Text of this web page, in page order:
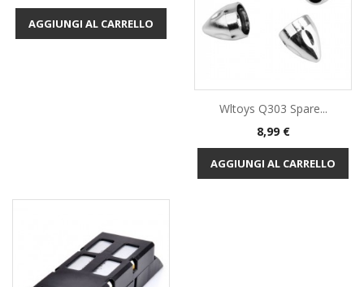
AGGIUNGI AL CARRELLO
Wltoys Q303 Spare...
Prezzo
8,99 €
AGGIUNGI AL CARRELLO